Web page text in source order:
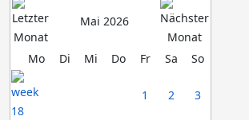
Mai 2026
Mo Di Mi Do Fr Sa So
1 2 3